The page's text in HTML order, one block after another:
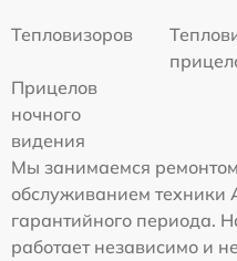
Тепловизоров
Прицелов
ночного
видения
Мы занимаемся
обслуживанием техники
гарантийного периода.
работает независимо и